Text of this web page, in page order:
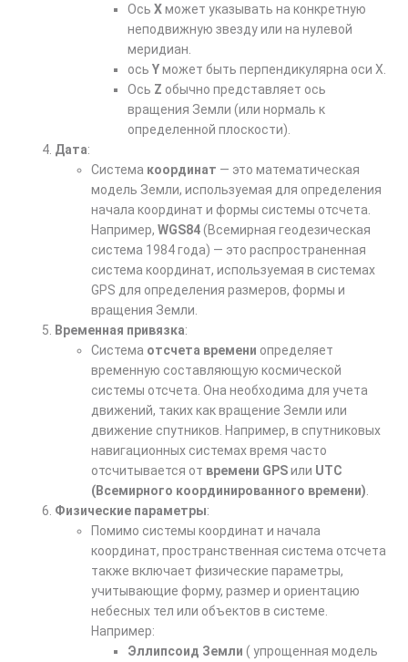
Ось Xможет указывать на конкретную
неподвижную звезду или на нулевой
меридиан.
ось Yможет быть перпендикулярна оси X.
Ось Z обычно представляет ось
вращения Земли (или нормаль к
определенной плоскости).
Дата:
Система координат — это математическая
модель Земли, используемая для определения
начала координат и формы системы отсчета.
Например, WGS84(Всемирная геодезическая
система 1984 года) — это распространенная
система координат, используемая в системах
GPS для определения размеров, формы и
вращения Земли.
Временная привязка:
Система отсчета времени определяет
временную составляющую космической
системы отсчета. Она необходима для учета
движений, таких как вращение Земли или
движение спутников. Например, в спутниковых
навигационных системах время часто
отсчитывается от времени GPSили UTC
(Всемирного координированного времени)
Физические параметры:
Помимо системы координат и начала
координат, пространственная система отсчета
также включает физические параметры,
учитывающие форму, размер и ориентацию
небесных тел или объектов в системе.
Например:
Эллипсоид Земли ( упрощенная модель